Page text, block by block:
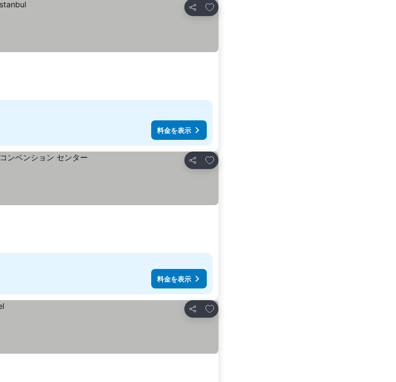
シェア
お気に入りに追加
料金を表示
シェア
お気に入りに追加
料金を表示
シェア
お気に入りに追加